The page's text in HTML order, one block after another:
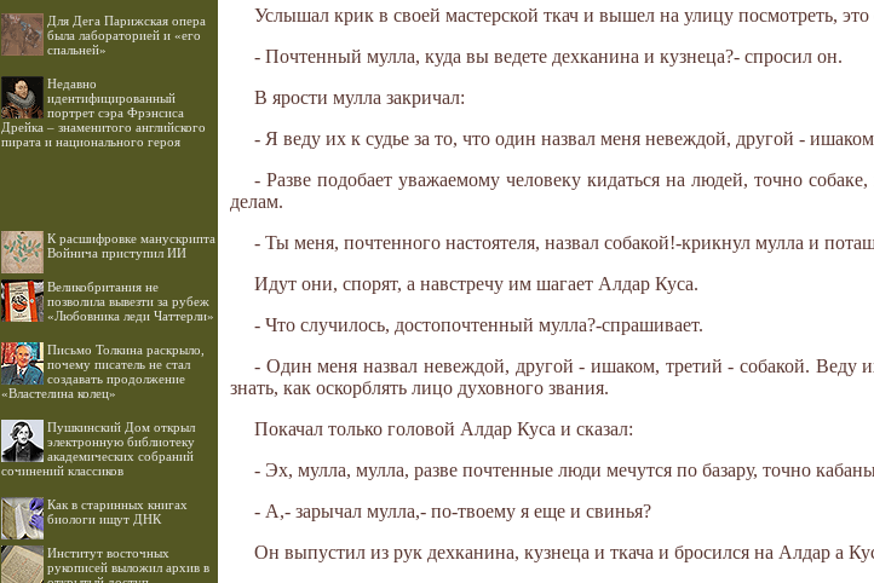
Для Дега Парижская опера
была лабораторией и «его
спальней»
Недавно
идентифицированный
портрет сэра Фрэнсиса
Дрейка – знаменитого английского
пирата и национального героя
К расшифровке манускрипта
Войнича приступил ИИ
Великобритания не
позволила вывезти за рубеж
«Любовника леди Чаттерли»
Письмо Толкина раскрыло,
почему писатель не стал
создавать продолжение
«Властелина колец»
Пушкинский Дом открыл
электронную библиотеку
академических собраний
сочинений классиков
Как в старинных книгах
биологи ищут ДНК
Институт восточных
рукописей выложил архив в
Услышал крик в своей мастерской ткач и вышел на улицу посмотреть, это
- Почтенный мулла, куда вы ведете дехканина и кузнеца?- спросил он.
В ярости мулла закричал:
- Я веду их к судье за то, что один назвал меня невеждой, другой -
- Разве подобает уважаемому человеку кидаться на людей, точно
делам.
- Ты меня, почтенного настоятеля, назвал собакой!-крикнул мулла и
Идут они, спорят, а навстречу им шагает Алдар Куса.
- Что случилось, достопочтенный мулла?-спрашивает.
- Один меня назвал невеждой, другой - ишаком, третий - собакой. Веду
знать, как оскорблять лицо духовного звания.
Покачал только головой Алдар Куса и сказал:
- Эх, мулла, мулла, разве почтенные люди мечутся по базару, точно
- А,- зарычал мулла,- по-твоему я еще и свинья?
Он выпустил из рук дехканина, кузнеца и ткача и бросился на Алдар а